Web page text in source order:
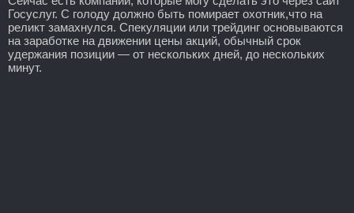
Госуслуг. С голоду должно быть помирает охотник,что на
реликт замахнулся. Спекуляции или трейдинг основываются
на заработке на движении цены акций, обычный срок
удержания позиции — от нескольких дней, до нескольких
минут.